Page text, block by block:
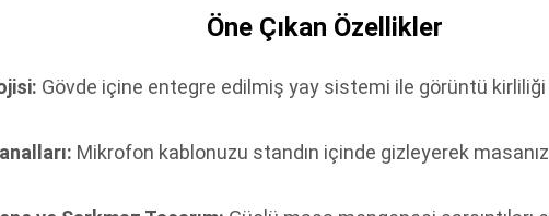
Öne Çıkan Özellikler
Gövde içine entegre edilmiş yay sistemi ile görüntü
Mikrofon kablonuzu standın içinde gizleyerek